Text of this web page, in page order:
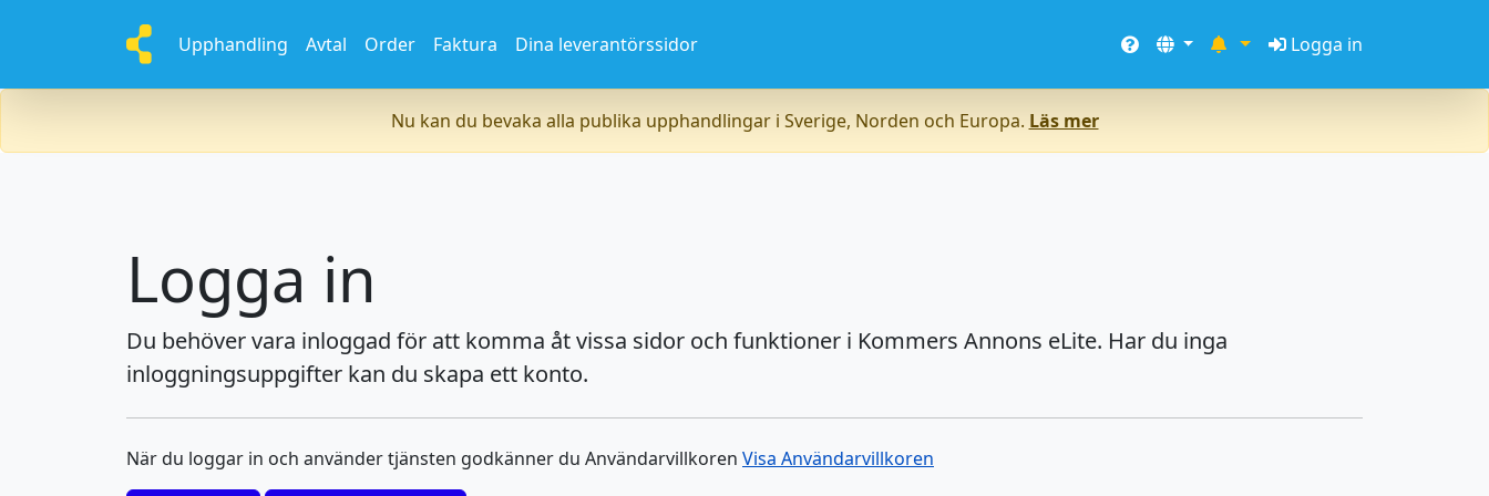
Upphandling Avtal Order Faktura Dina leverantörssidor Logga in
Nu kan du bevaka alla publika upphandlingar i Sverige, Norden och Europa. Läs mer
Logga in
Du behöver vara inloggad för att komma åt vissa sidor och funktioner i Kommers Annons eLite. Har du inga
inloggningsuppgifter kan du skapa ett konto.
När du loggar in och använder tjänsten godkänner du Användarvillkoren Visa Användarvillkoren